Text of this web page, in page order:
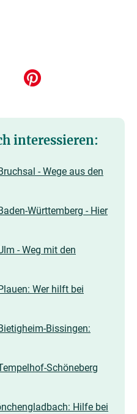
interessieren:
- Wege aus den
Württemberg - Hier
- Weg mit den
Wer hilft bei
Bissingen:
Schöneberg
Hilfe bei